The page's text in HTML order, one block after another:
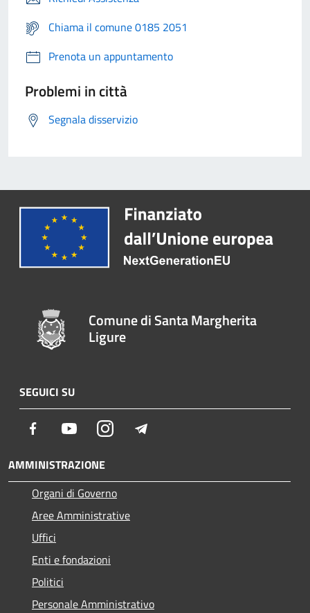
Chiama il comune 0185 2051
Prenota un appuntamento
Problemi in città
Segnala disservizio
Comune di Santa Margherita
Ligure
SEGUICI SU
Facebook YoutubeInstagram
AMMINISTRAZIONE
Organi di Governo
Aree Amministrative
Uffici
Enti e fondazioni
Politici
Personale Amministrativo